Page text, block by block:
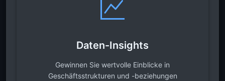
Daten-Insights
Gewinnen Sie wertvolle Einblicke in
Geschäftsstrukturen und -beziehungen